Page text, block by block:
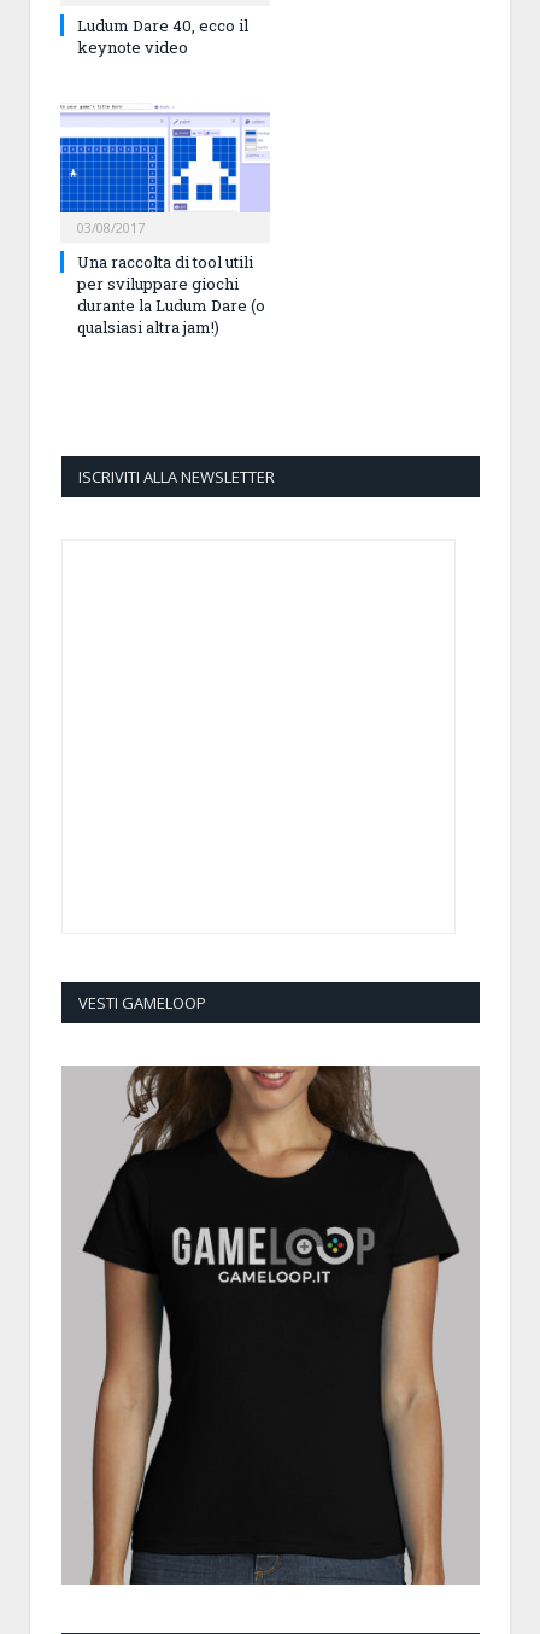
Ludum Dare 40, ecco il
keynote video
03/08/2017
Una raccolta di tool utili
per sviluppare giochi
durante la Ludum Dare (o
qualsiasi altra jam!)
ISCRIVITI ALLA NEWSLETTER
VESTI GAMELOOP